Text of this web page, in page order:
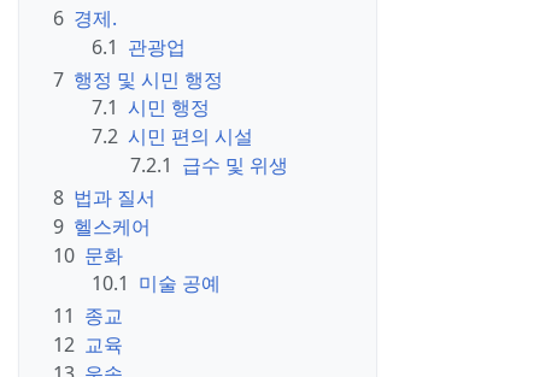
6 경제.
6.1 관광업
7 행정 및 시민 행정
7.1 시민 행정
7.2 시민 편의 시설
7.2.1 급수 및 위생
8 법과 질서
9 헬스케어
10 문화
10.1 미술 공예
11 종교
12 교육